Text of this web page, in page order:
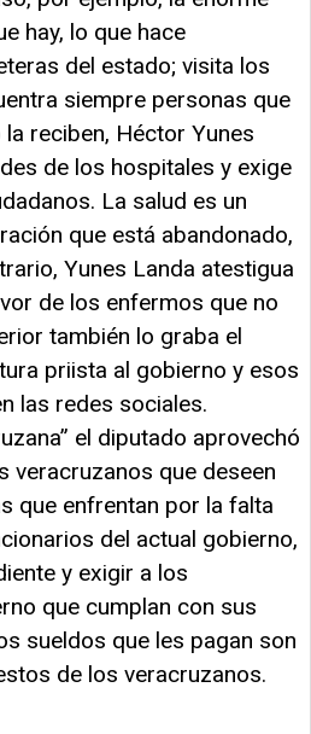
hay, lo que hace
del estado; visita los
siempre personas que
reciben, Héctor Yunes
de los hospitales y exige
La salud es un
que está abandonado,
Yunes Landa atestigua
de los enfermos que no
también lo graba el
priista al gobierno y esos
las redes sociales.
el diputado aprovechó
veracruzanos que deseen
que enfrentan por la falta
del actual gobierno,
y exigir a los
que cumplan con sus
sueldos que les pagan son
de los veracruzanos.